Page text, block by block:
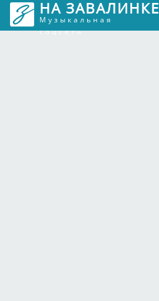
НА ЗАВАЛИНКЕ
Музыкальная
соцсеть